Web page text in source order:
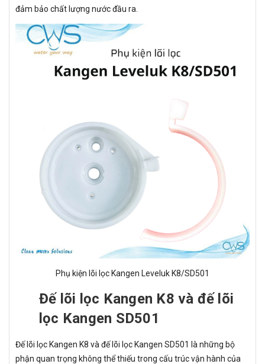
đảm bảo chất lượng nước đầu ra.
Phụ kiện lõi lọc Kangen Leveluk K8/SD501
Đế lõi lọc Kangen K8 và đế lõi
lọc Kangen SD501
Đế lõi lọc Kangen K8 và đế lõi lọc Kangen SD501 là những bộ
phận quan trọng không thể thiếu trong cấu trúc vận hành của